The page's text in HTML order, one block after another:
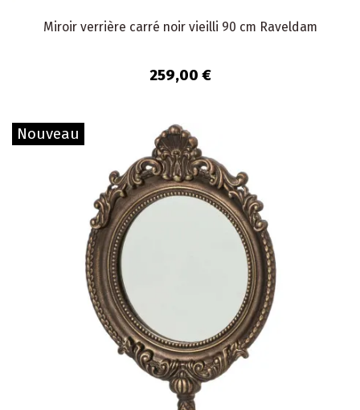
Miroir verrière carré noir vieilli 90 cm Raveldam
259,00 €
Nouveau